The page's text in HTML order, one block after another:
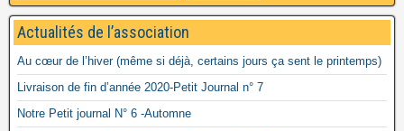
Actualités de l’association
Au cœur de l’hiver (même si déjà, certains jours ça sent le printemps)
Livraison de fin d’année 2020-Petit Journal n° 7
Notre Petit journal N° 6 -Automne